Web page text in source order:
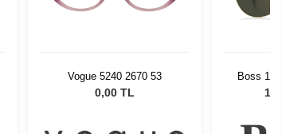
Vogue 5240 2670 53
0,00 TL
Boss